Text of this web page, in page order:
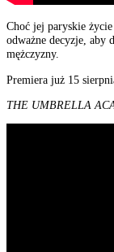
Choć jej paryskie
odważne decyzje, aby
mężczyzny.
Premiera już 15
THE UMBRELLA